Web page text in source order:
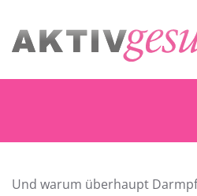
Zum Hauptinhalt springen
Und warum überhaupt